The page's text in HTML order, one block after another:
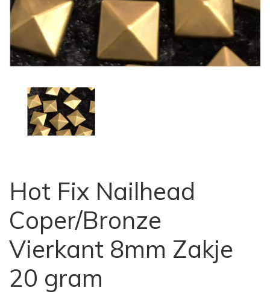
Hot Fix Nailhead
Coper/Bronze
Vierkant 8mm Zakje
20 gram